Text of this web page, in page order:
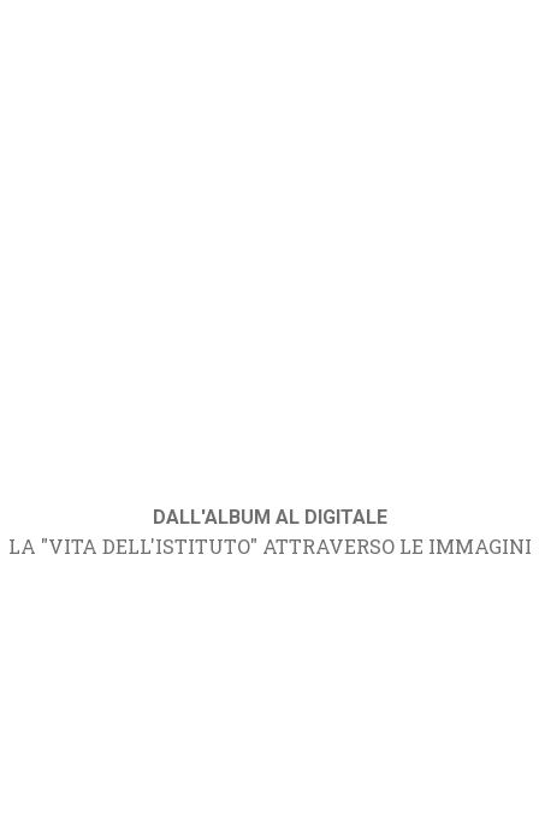
DALL'ALBUM AL DIGITALE
LA "VITA DELL'ISTITUTO" ATTRAVERSO LE IMMAGINI